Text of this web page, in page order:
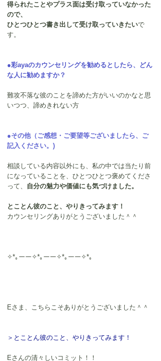
得られたことやプラス面は受け取っていなかった
ので、
ひとつひとつ書き出して受け取っていきたいで
す。
●彩ayaのカウンセリングを勧めるとしたら、どん
な人に勧めますか？
難攻不落な彼のことを諦めた方がいいのかなと思
いつつ、諦めきれない方
●その他（ご感想・ご要望等ございましたら、ご
記入ください。)
相談している内容以外にも、私の中では当たり前
になっていることを、ひとつひとつ褒めてくださ
って、 自分の魅力や価値にも気づけました。
とことん彼のこと、やりきってみます！
カウンセリングありがとうございました＾＾
✧*｡ーー✧*｡ーー✧*｡ーー✧*｡
Eさま、こちらこそありがとうございました＾＾
＞とことん彼のこと、やりきってみます！
Eさんの清々しいコミット！！